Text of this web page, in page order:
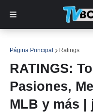
Página Principal Ratings
RATINGS:
Pasiones,
MLB y más |